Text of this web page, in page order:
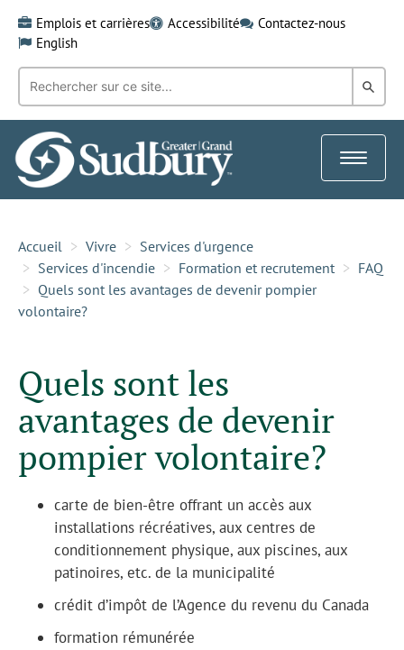
content
Emplois et carrières Accessibilité
Contactez-nous
English
Recherche
mot-
clé:
dans
Toggle
Accueil Vivre
Services d'urgence
Services d'incendie
Formation et recrutement
FAQ
Quels sont les avantages de devenir pompier
volontaire?
Quels sont les
avantages de devenir
pompier volontaire?
carte de bien-être offrant un accès aux
installations récréatives, aux centres de
conditionnement physique, aux piscines, aux
patinoires, etc. de la municipalité
crédit d’impôt de l’Agence du revenu du Canada
formation rémunérée